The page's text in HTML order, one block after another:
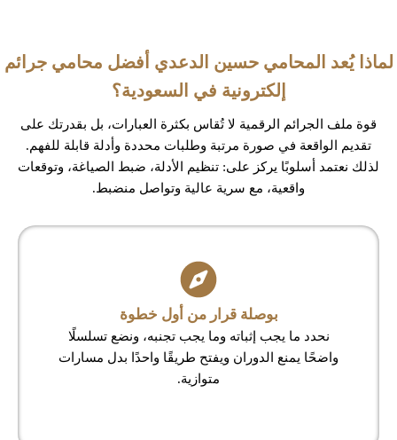
لماذا يُعد المحامي حسين الدعدي أفضل محامي جرائم
إلكترونية في السعودية؟
قوة ملف الجرائم الرقمية لا تُقاس بكثرة العبارات، بل بقدرتك على
تقديم الواقعة في صورة مرتبة وطلبات محددة وأدلة قابلة للفهم.
لذلك نعتمد أسلوبًا يركز على: تنظيم الأدلة، ضبط الصياغة، وتوقعات
واقعية، مع سرية عالية وتواصل منضبط.
بوصلة قرار من أول خطوة
نحدد ما يجب إثباته وما يجب تجنبه، ونضع تسلسلًا
واضحًا يمنع الدوران ويفتح طريقًا واحدًا بدل مسارات
متوازية.